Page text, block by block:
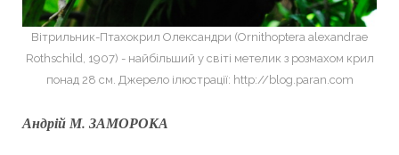
Вітрильник-Птахокрил Олександри (Ornithoptera alexandrae
Rothschild, 1907) - найбільший у світі метелик з розмахом крил
понад 28 см. Джерело ілюстрації: http://blog.paran.com
Андрій М. ЗАМОРОКА